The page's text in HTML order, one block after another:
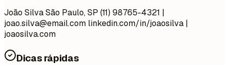
João Silva São Paulo, SP (11) 98765-4321 |
joao.silva@email.com linkedin.com/in/joaosilva |
joaosilva.com
Dicas rápidas